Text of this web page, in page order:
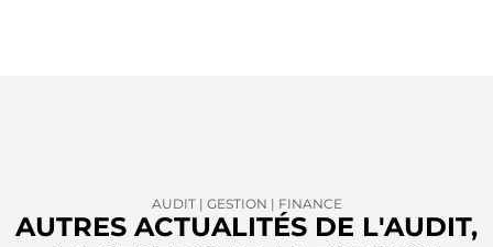
AUDIT | GESTION | FINANCE
AUTRES ACTUALITÉS DE L'AUDIT,